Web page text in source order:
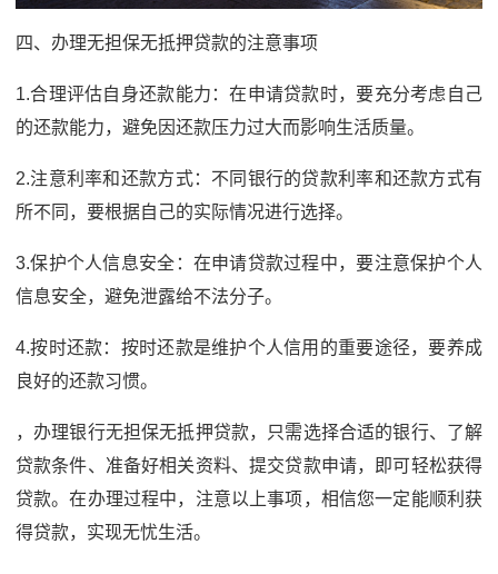
四、办理无担保无抵押贷款的注意事项
1.合理评估自身还款能力：在申请贷款时，要充分考虑自己
的还款能力，避免因还款压力过大而影响生活质量。
2.注意利率和还款方式：不同银行的贷款利率和还款方式有
所不同，要根据自己的实际情况进行选择。
3.保护个人信息安全：在申请贷款过程中，要注意保护个人
信息安全，避免泄露给不法分子。
4.按时还款：按时还款是维护个人信用的重要途径，要养成
良好的还款习惯。
，办理银行无担保无抵押贷款，只需选择合适的银行、了解
贷款条件、准备好相关资料、提交贷款申请，即可轻松获得
贷款。在办理过程中，注意以上事项，相信您一定能顺利获
得贷款，实现无忧生活。